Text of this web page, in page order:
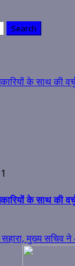
के साथ की
1
के साथ की
मुख्य सचिव